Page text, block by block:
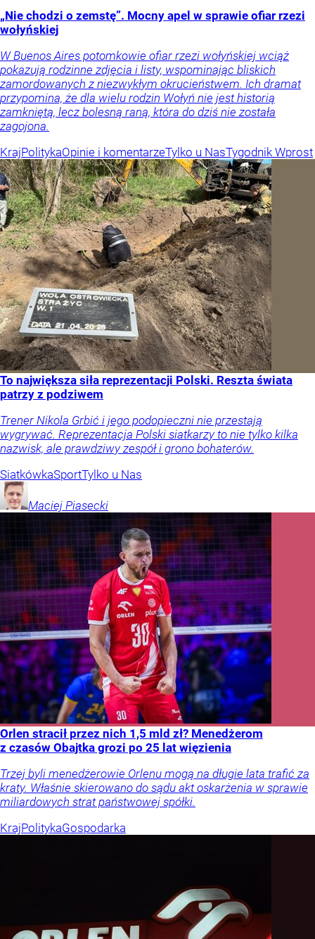
„Nie chodzi o zemstę”. Mocny apel w sprawie ofiar rzezi
wołyńskiej
W Buenos Aires potomkowie ofiar rzezi wołyńskiej wciąż
pokazują rodzinne zdjęcia i listy, wspominając bliskich
zamordowanych z niezwykłym okrucieństwem. Ich dramat
przypomina, że dla wielu rodzin Wołyń nie jest historią
zamkniętą, lecz bolesną raną, która do dziś nie została
zagojona.
KrajPolitykaOpinie i komentarzeTylko u NasTygodnik Wprost
To największa siła reprezentacji Polski. Reszta świata
patrzy z podziwem
Trener Nikola Grbić i jego podopieczni nie przestają
wygrywać. Reprezentacja Polski siatkarzy to nie tylko kilka
nazwisk, ale prawdziwy zespół i grono bohaterów.
SiatkówkaSportTylko u Nas
Maciej Piasecki
Orlen stracił przez nich 1,5 mld zł? Menedżerom
z czasów Obajtka grozi po 25 lat więzienia
Trzej byli menedżerowie Orlenu mogą na długie lata trafić za
kraty. Właśnie skierowano do sądu akt oskarżenia w sprawie
miliardowych strat państwowej spółki.
KrajPolitykaGospodarka